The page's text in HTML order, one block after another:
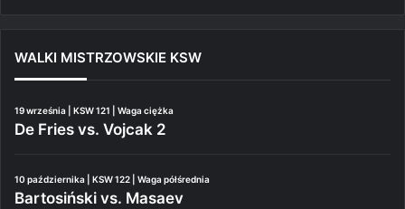
WALKI MISTRZOWSKIE KSW
19 września | KSW 121 | Waga ciężka
De Fries vs. Vojcak 2
10 października | KSW 122 | Waga półśrednia
Bartosiński vs. Masaev